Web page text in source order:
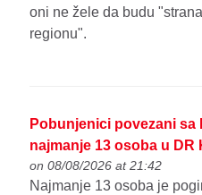
oni ne žele da budu
regionu".
Pobunjenici povezani
najmanje 13 osoba u DR
on 08/08/2026 at 21:42
Najmanje 13 osoba je